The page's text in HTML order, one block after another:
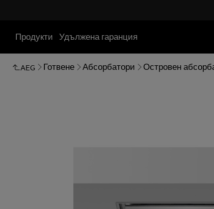
Продукти Удължена гаранция
AEG Готвене Абсорбатори Островен